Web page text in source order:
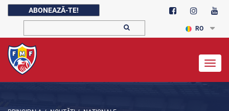
ABONEAZĂ-TE!
RO